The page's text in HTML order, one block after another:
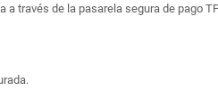
a través de la pasarela segura de pago